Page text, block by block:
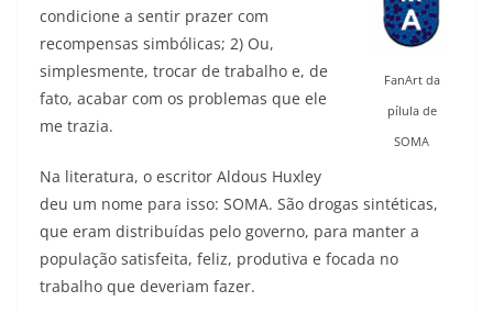
FanArt da
pílula de
SOMA
condicione a sentir prazer com
recompensas simbólicas; 2) Ou,
simplesmente, trocar de trabalho e, de
fato, acabar com os problemas que ele
me trazia.
Na literatura, o escritor Aldous Huxley
deu um nome para isso: SOMA. São drogas sintéticas,
que eram distribuídas pelo governo, para manter a
população satisfeita, feliz, produtiva e focada no
trabalho que deveriam fazer.